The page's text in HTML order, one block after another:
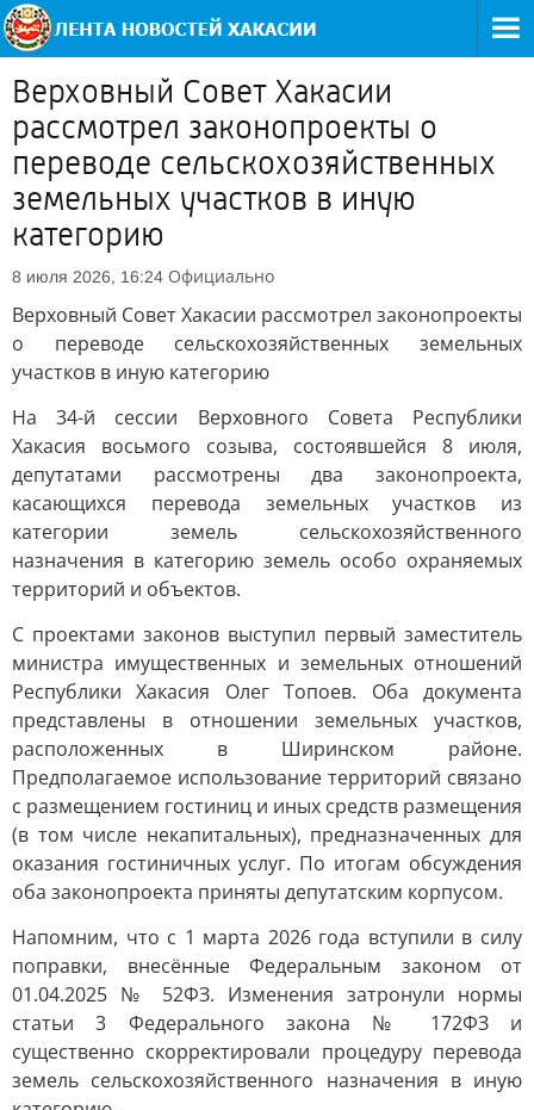
Верховный Совет Хакасии
рассмотрел законопроекты о
переводе сельскохозяйственных
земельных участков в иную
категорию
8 июля 2026, 16:24 Официально
Верховный Совет Хакасии рассмотрел законопроекты
о переводе сельскохозяйственных земельных
участков в иную категорию
На 34-й сессии Верховного Совета Республики
Хакасия восьмого созыва, состоявшейся 8 июля,
депутатами рассмотрены два законопроекта,
касающихся перевода земельных участков из
категории земель сельскохозяйственного
назначения в категорию земель особо охраняемых
территорий и объектов.
С проектами законов выступил первый заместитель
министра имущественных и земельных отношений
Республики Хакасия Олег Топоев. Оба документа
представлены в отношении земельных участков,
расположенных в Ширинском районе.
Предполагаемое использование территорий связано
с размещением гостиниц и иных средств размещения
(в том числе некапитальных), предназначенных для
оказания гостиничных услуг. По итогам обсуждения
оба законопроекта приняты депутатским корпусом.
Напомним, что с 1 марта 2026 года вступили в силу
поправки, внесённые Федеральным законом от
01.04.2025 № 52ФЗ. Изменения затронули нормы
статьи 3 Федерального закона № 172ФЗ и
существенно скорректировали процедуру перевода
земель сельскохозяйственного назначения в иную